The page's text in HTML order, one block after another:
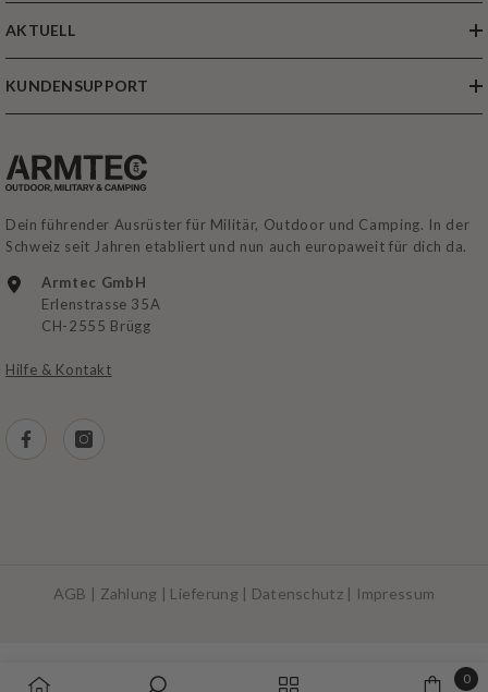
AKTUELL
KUNDENSUPPORT
Dein führender Ausrüster für Militär, Outdoor und Camping. In der
Schweiz seit Jahren etabliert und nun auch europaweit für dich da.
Armtec GmbH
Erlenstrasse 35A
CH-2555 Brügg
Hilfe & Kontakt
AGB | Zahlung | Lieferung | Datenschutz| Impressum
0